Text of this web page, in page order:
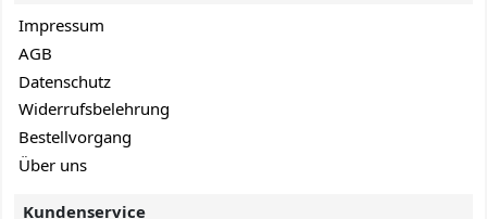
Impressum
AGB
Datenschutz
Widerrufsbelehrung
Bestellvorgang
Über uns
Kundenservice